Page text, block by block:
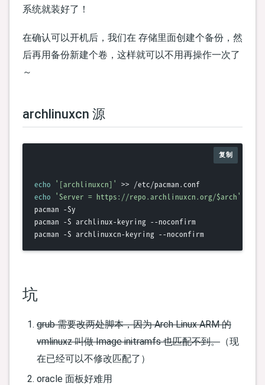
系统就装好了！
在确认可以开机后，我们在 存储里面创建个备份，然
后再用备份新建个卷，这样就可以不用再操作一次了
～
archlinuxcn 源
复制
echo '[archlinuxcn]'
echo 'Server = https://repo.archlinuxcn.org/$arch'
pacman -Sy
pacman -S archlinux-keyring --noconfirm
坑
grub 需要改两处脚本，因为 Arch Linux ARM 的
vmlinuxz 叫做 Image initramfs 也匹配不到。 （现
在已经可以不修改匹配了）
oracle 面板好难用